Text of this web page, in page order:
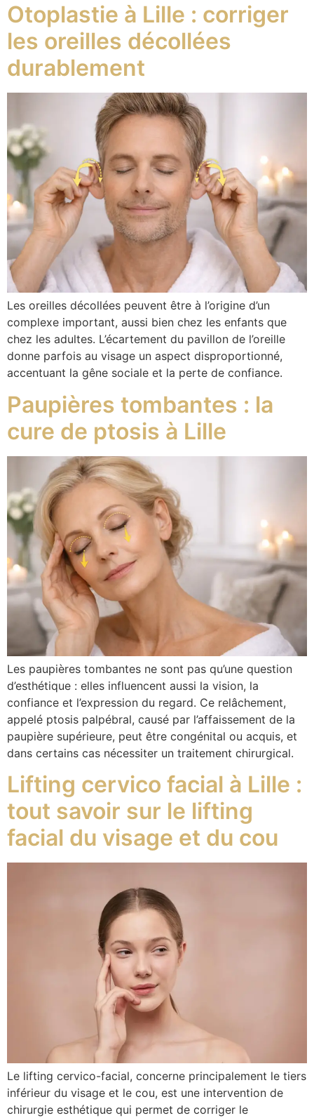
Otoplastie à Lille : corriger
les oreilles décollées
durablement
Les oreilles décollées peuvent être à l’origine d’un
complexe important, aussi bien chez les enfants que
chez les adultes. L’écartement du pavillon de l’oreille
donne parfois au visage un aspect disproportionné,
accentuant la gêne sociale et la perte de confiance.
Paupières tombantes : la
cure de ptosis à Lille
Les paupières tombantes ne sont pas qu’une question
d’esthétique : elles influencent aussi la vision, la
confiance et l’expression du regard. Ce relâchement,
appelé ptosis palpébral, causé par l’affaissement de la
paupière supérieure, peut être congénital ou acquis, et
dans certains cas nécessiter un traitement chirurgical.
Lifting cervico facial à Lille :
tout savoir sur le lifting
facial du visage et du cou
Le lifting cervico-facial, concerne principalement le tiers
inférieur du visage et le cou, est une intervention de
chirurgie esthétique qui permet de corriger le